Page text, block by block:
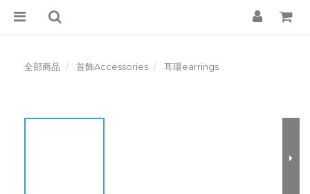
全部商品 首飾Accessories 耳環earrings